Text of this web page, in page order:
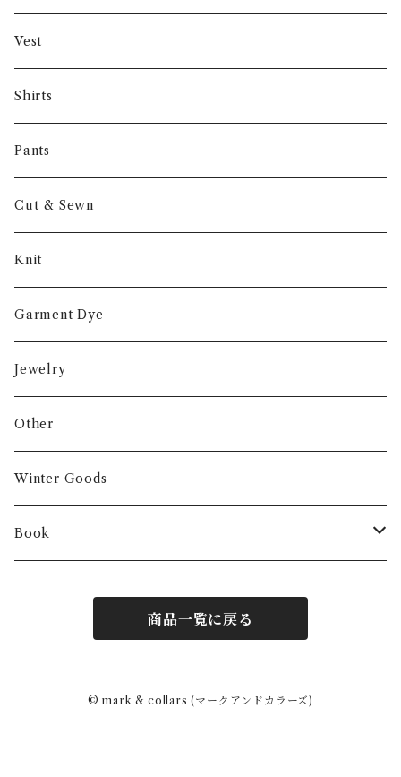
Gambert
NORIEI
Other
Vest
Shirts
Pants
Cut & Sewn
Knit
Garment Dye
Jewelry
Other
Winter Goods
Book
商品一覧に戻る
© mark & collars (マークアンドカラーズ)